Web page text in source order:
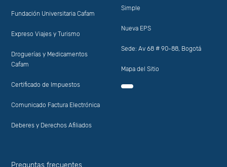
Fundación Universitaria Cafam
Expreso Viajes y Turismo
Droguerías y Medicamentos
Cafam
Certificado de Impuestos
Comunicado Factura Electrónica
Deberes y Derechos Afiliados
Simple
Nueva EPS
Sede: Av 68 # 90-88, Bogotá
Mapa del Sitio
Preguntas frecuentes